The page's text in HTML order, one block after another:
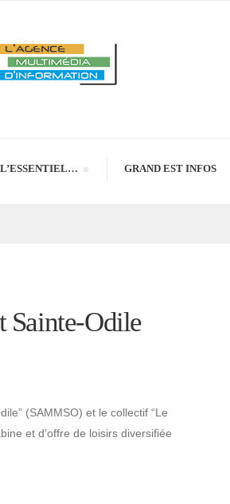
L’ESSENTIEL… GRAND EST INFOS
Sainte-Odile
(SAMMSO) et le collectif “Le
et d’offre de loisirs diversifiée